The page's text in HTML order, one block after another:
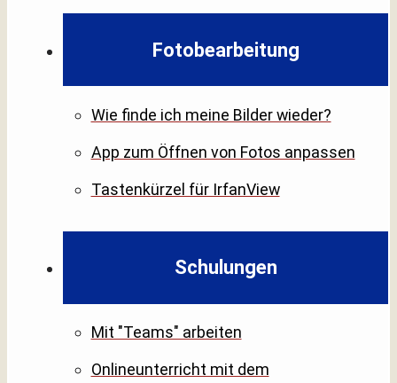
Fotobearbeitung
Wie finde ich meine Bilder wieder?
App zum Öffnen von Fotos anpassen
Tastenkürzel für IrfanView
Schulungen
Mit "Teams" arbeiten
Onlineunterricht mit dem